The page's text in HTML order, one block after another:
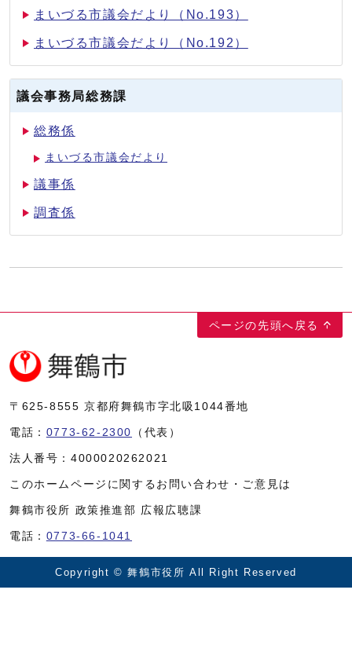
まいづる市議会だより（No.193）
まいづる市議会だより（No.192）
議会事務局総務課
総務係
まいづる市議会だより
議事係
調査係
ページの先頭へ戻る
〒625-8555 京都府舞鶴市字北吸1044番地
電話： 0773-62-2300 （代表）
法人番号： 4000020262021
このホームページに関するお問い合わせ・ご意見は
舞鶴市役所 政策推進部 広報広聴課
電話： 0773-66-1041
Copyright © 舞鶴市役所 All Right Reserved